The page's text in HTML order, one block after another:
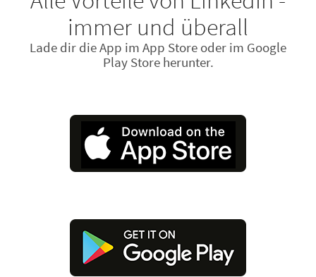
immer und überall
Lade dir die App im App Store oder im Google
Play Store herunter.